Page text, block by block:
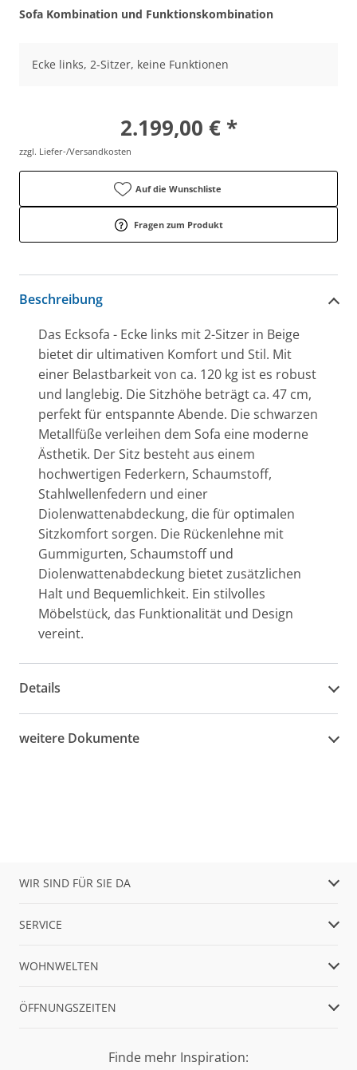
Sofa Kombination und Funktionskombination
Ecke links, 2-Sitzer, keine Funktionen
2.199,00 € *
zzgl. Liefer-/Versandkosten
Auf die Wunschliste
Fragen zum Produkt
Beschreibung
Das Ecksofa - Ecke links mit 2-Sitzer in Beige
bietet dir ultimativen Komfort und Stil. Mit
einer Belastbarkeit von ca. 120 kg ist es robust
und langlebig. Die Sitzhöhe beträgt ca. 47 cm,
perfekt für entspannte Abende. Die schwarzen
Metallfüße verleihen dem Sofa eine moderne
Ästhetik. Der Sitz besteht aus einem
hochwertigen Federkern, Schaumstoff,
Stahlwellenfedern und einer
Diolenwattenabdeckung, die für optimalen
Sitzkomfort sorgen. Die Rückenlehne mit
Gummigurten, Schaumstoff und
Diolenwattenabdeckung bietet zusätzlichen
Halt und Bequemlichkeit. Ein stilvolles
Möbelstück, das Funktionalität und Design
vereint.
Details
weitere Dokumente
WIR SIND FÜR SIE DA
SERVICE
WOHNWELTEN
ÖFFNUNGSZEITEN
Finde mehr Inspiration: